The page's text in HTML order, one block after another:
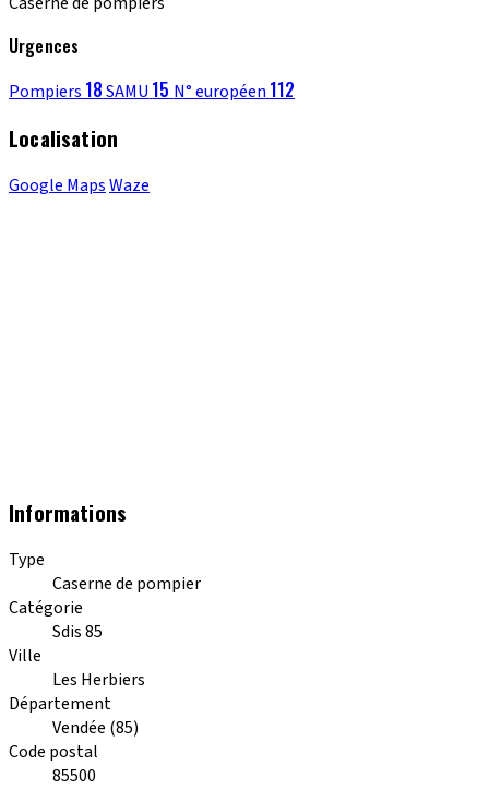
Urgences
Pompiers 18SAMU 15 N° européen 112
Localisation
Google MapsWaze
Informations
Type
Caserne de pompier
Catégorie
Sdis 85
Ville
Les Herbiers
Département
Vendée (85)
Code postal
85500